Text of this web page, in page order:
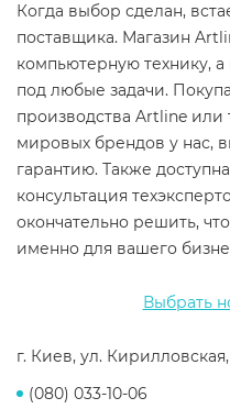
Когда выбор сделан,
поставщика. Магазин
компьютерную технику,
под любые задачи.
производства Artline
мировых брендов у нас,
гарантию. Также
консультация
окончательно решить,
именно для вашего
Выбрать
г. Киев, ул. Кирилловская,
(080) 033-10-06